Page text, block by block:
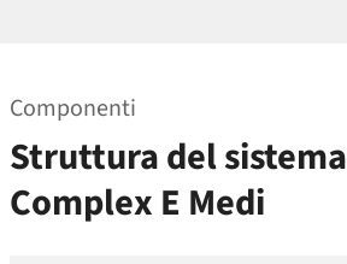
Componenti
Struttura del sistema
Complex E Medi